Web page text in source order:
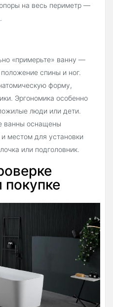
на весь периметр —
«примерьте» ванну —
спины и ног.
форму,
Эргономика особенно
люди или дети.
ванны оснащены
местом для установки
или подголовник.
покупке